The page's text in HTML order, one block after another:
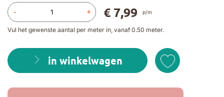
- +
Vul het gewenste aantal per meter in, vanaf 0.50 meter.
in winkelwagen
€ 7,99 p/m